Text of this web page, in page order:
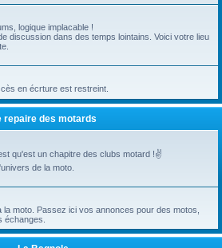
logique implacable !
discussion dans des temps lointains. Voici votre lieu
en écrture est restreint.
repaire des motards
qu'est un chapitre des clubs motard !✌
de la moto.
la moto. Passez ici vos annonces pour des motos,
échanges.